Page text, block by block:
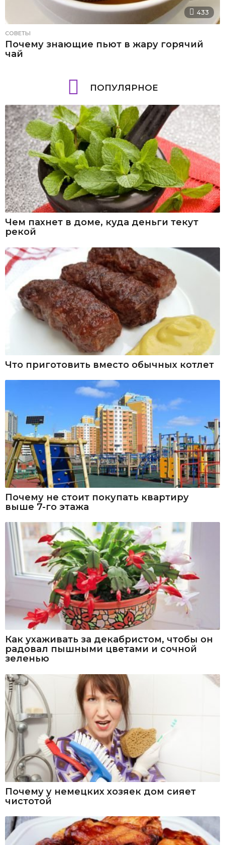
433
СОВЕТЫ
Почему знающие пьют в жару горячий
чай
ПОПУЛЯРНОЕ
Чем пахнет в доме, куда деньги текут
рекой
Что приготовить вместо обычных котлет
Почему не стоит покупать квартиру
выше 7-го этажа
Как ухаживать за декабристом, чтобы он
радовал пышными цветами и сочной
зеленью
Почему у немецких хозяек дом сияет
чистотой